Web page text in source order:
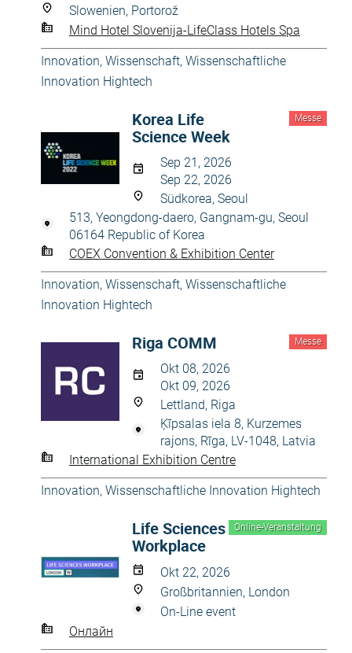
Slowenien, Portorož
Mind Hotel Slovenija-LifeClass Hotels Spa
Innovation, Wissenschaft, Wissenschaftliche
Innovation Hightech
Messe
Korea Life
Science Week
Sep 21, 2026
Sep 22, 2026
Südkorea, Seoul
513, Yeongdong-daero, Gangnam-gu, Seoul
06164 Republic of Korea
COEX Convention & Exhibition Center
Innovation, Wissenschaft, Wissenschaftliche
Innovation Hightech
Messe
Riga COMM
Okt 08, 2026
Okt 09, 2026
Lettland, Riga
Ķīpsalas iela 8, Kurzemes
rajons, Rīga, LV-1048, Latvia
International Exhibition Centre
Innovation, Wissenschaftliche Innovation Hightech
Online-Veranstaltung
Life Sciences
Workplace
Okt 22, 2026
Großbritannien, London
On-Line event
Онлайн